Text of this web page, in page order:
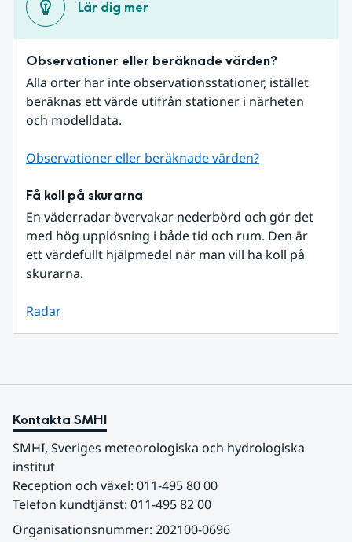
Lär dig mer
Observationer eller beräknade värden?
Alla orter har inte observationsstationer, istället
beräknas ett värde utifrån stationer i närheten
och modelldata.
Observationer eller beräknade värden?
Få koll på skurarna
En väderradar övervakar nederbörd och gör det
med hög upplösning i både tid och rum. Den är
ett värdefullt hjälpmedel när man vill ha koll på
skurarna.
Radar
Kontakta SMHI
SMHI, Sveriges meteorologiska och hydrologiska
institut
Reception och växel: 011-495 80 00
Telefon kundtjänst: 011-495 82 00
Organisationsnummer: 202100-0696